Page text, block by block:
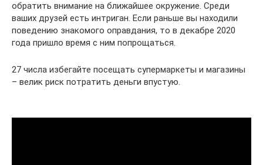
обратить внимание на ближайшее окружение. Среди
ваших друзей есть интриган. Если раньше вы находили
поведению знакомого оправдания, то в декабре 2020
года пришло время с ним попрощаться.
27 числа избегайте посещать супермаркеты и магазины
– велик риск потратить деньги впустую.